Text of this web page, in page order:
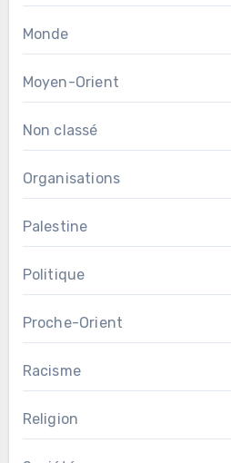
Monde
Moyen-Orient
Non classé
Organisations
Palestine
Politique
Proche-Orient
Racisme
Religion